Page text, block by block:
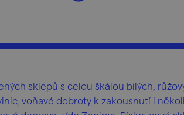
sklepů s celou škálou bílých,
voňavé dobroty k zakousnutí i